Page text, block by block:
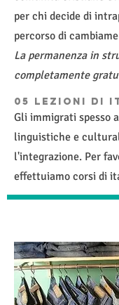
per chi decide di
percorso di
La permanenza in
completamente
05 LEZIONI DI
Gli immigrati spesso
linguistiche e
l'integrazione. Per
effettuiamo corsi di